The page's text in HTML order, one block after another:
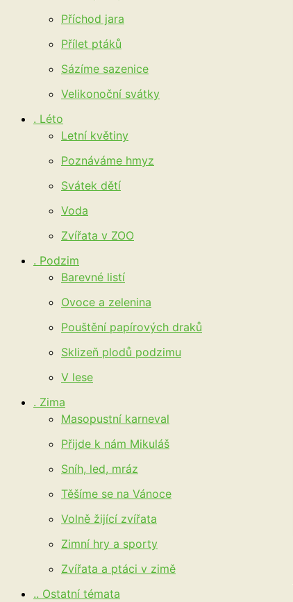
Příchod jara
Přílet ptáků
Sázíme sazenice
Velikonoční svátky
. Léto
Letní květiny
Poznáváme hmyz
Svátek dětí
Voda
Zvířata v ZOO
. Podzim
Barevné listí
Ovoce a zelenina
Pouštění papírových draků
Sklizeň plodů podzimu
V lese
. Zima
Masopustní karneval
Přijde k nám Mikuláš
Sníh, led, mráz
Těšíme se na Vánoce
Volně žijící zvířata
Zimní hry a sporty
Zvířata a ptáci v zimě
.. Ostatní témata